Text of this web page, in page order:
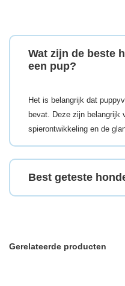
Wat zijn de beste
een pup?
Het is belangrijk dat
bevat. Deze zijn belangrijk
spierontwikkeling en de
Best geteste
Gerelateerde producten